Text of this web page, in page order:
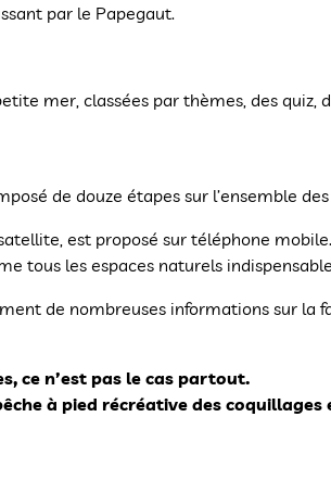
par le Papegaut.
mer, classées par thèmes, des quiz,
de douze étapes sur l’ensemble
est proposé sur téléphone
tous les espaces naturels
de nombreuses informations sur la
ce n’est pas le cas partout.
à pied récréative des